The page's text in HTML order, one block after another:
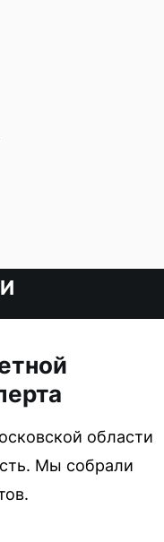
области
Мы собрали